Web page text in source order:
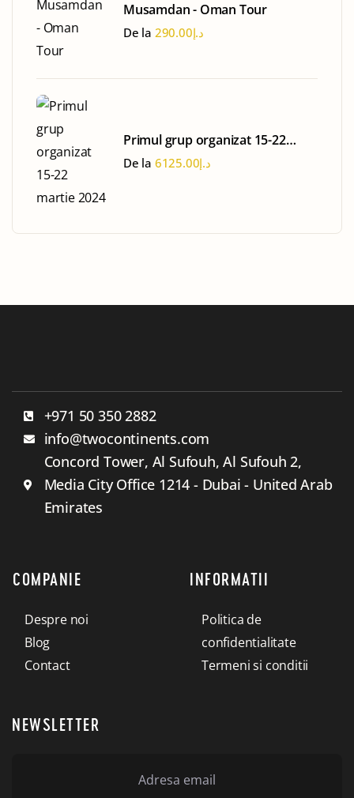
Musamdan - Oman Tour
De la د.إ290.00
Primul grup organizat 15-22
martie 2024
De la د.إ6125.00
+971 50 350 2882
info@twocontinents.com
Concord Tower, Al Sufouh, Al Sufouh 2,
Media City Office 1214 - Dubai - United Arab
Emirates
COMPANIE
Despre noi
Blog
Contact
INFORMATII
Politica de
confidentialitate
Termeni si conditii
NEWSLETTER